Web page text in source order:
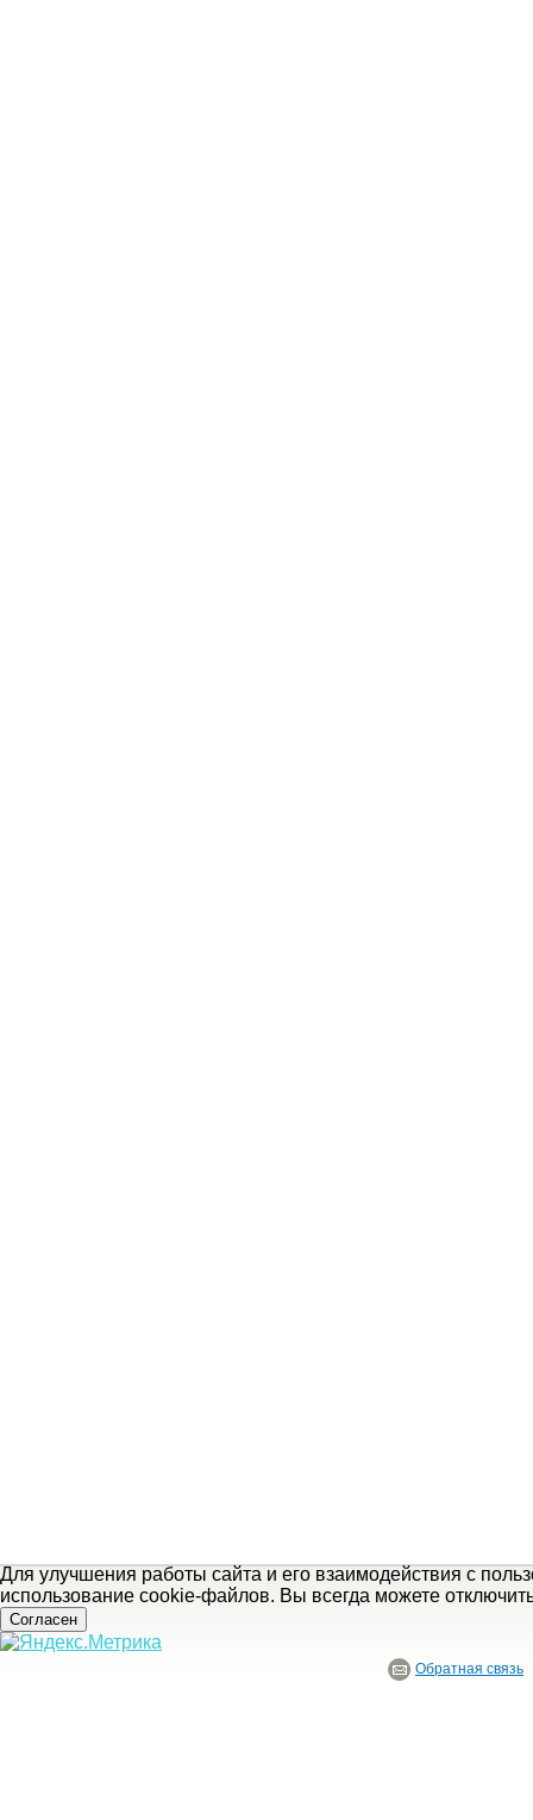
Для улучшения работы сайта и его взаимодействия с
использование cookie-файлов. Вы всегда можете
Согласен
Обратная связь